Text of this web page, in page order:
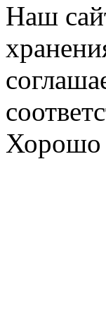
Наш
Хорошо